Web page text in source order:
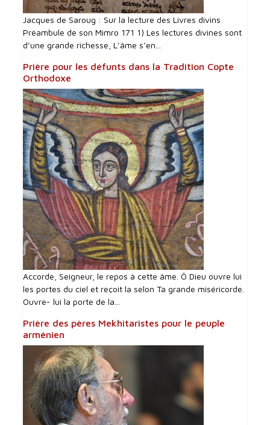
Jacques de Saroug : Sur la lecture des Livres divins
Préambule de son Mimro 171 1) Les lectures divines sont
d’une grande richesse, L’âme s’en...
Prière pour les défunts dans la Tradition Copte
Orthodoxe
Accorde, Seigneur, le repos à cette âme. Ô Dieu ouvre lui
les portes du ciel et reçoit la selon Ta grande miséricorde.
Ouvre- lui la porte de la...
Prière des pères Mekhitaristes pour le peuple
arménien